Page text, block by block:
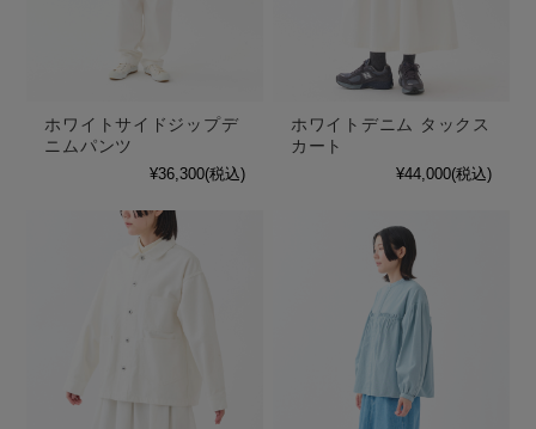
ホワイトサイドジップデ
ニムパンツ
¥36,300(税込)
ホワイトデニム タックス
カート
¥44,000(税込)